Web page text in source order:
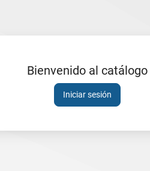
Sesión
expirada
Bienvenido al catálogo
Iniciar sesión